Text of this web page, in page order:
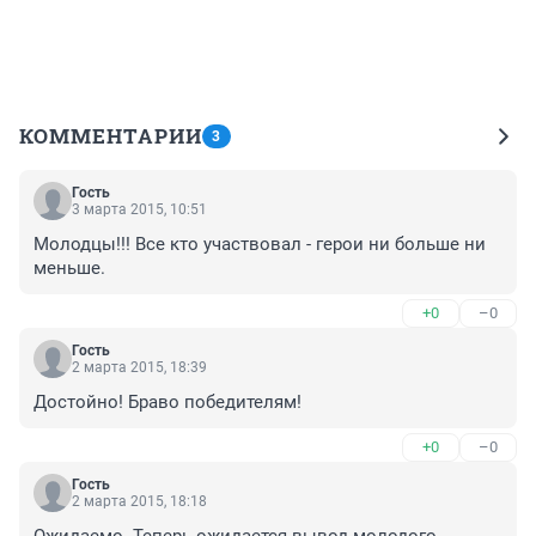
КОММЕНТАРИИ 3
Гость
3 марта 2015, 10:51
Молодцы!!! Все кто участвовал - герои ни больше ни
меньше.
+0 –0
Гость
2 марта 2015, 18:39
Достойно! Браво победителям!
+0 –0
Гость
2 марта 2015, 18:18